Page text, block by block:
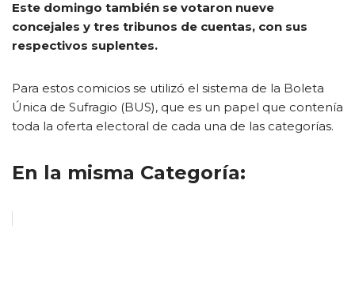
Este domingo también se votaron nueve
concejales y tres tribunos de cuentas, con sus
respectivos suplentes.
Para estos comicios se utilizó el sistema de la Boleta
Única de Sufragio (BUS), que es un papel que contenía
toda la oferta electoral de cada una de las categorías.
En la misma Categoría: